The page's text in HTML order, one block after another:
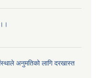
अनुमतिको लागि दरखास्त